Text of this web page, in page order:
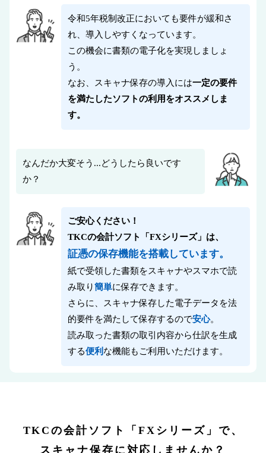
令和5年税制改正においても要件が緩和さ
れ、導入しやすくなっています。
この機会に書類の電子化を実現しましょ
う。
なお、スキャナ保存の導入には一定の要件
を満たしたソフトの利用をオススメしま
す。
なんだか大変そう...どうしたら良いです
か？
ご安心ください！
TKCの会計ソフト「FXシリーズ」は、
証憑の保存機能を搭載しています。
紙で受領した書類をスキャナやスマホで読
み取り簡単に保存できます。
さらに、スキャナ保存した電子データを法
的要件を満たして保存するので安心。
読み取った書類の取引内容から仕訳を生成
する便利 な機能もご利用いただけます。
TKCの会計ソフト「FXシリーズ」で、
スキャナ保存に対応しませんか？